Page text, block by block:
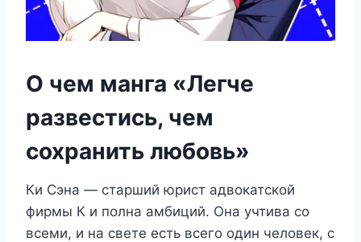
О чем манга «Легче
развестись, чем
сохранить любовь»
Ки Сэна — старший юрист адвокатской
фирмы К и полна амбиций. Она учтива со
всеми, и на свете есть всего один человек, с